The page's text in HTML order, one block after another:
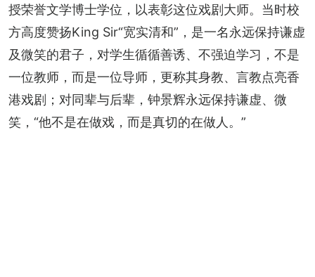
授荣誉文学博士学位，以表彰这位戏剧大师。当时校
方高度赞扬King Sir“宽实清和”，是一名永远保持谦虚
及微笑的君子，对学生循循善诱、不强迫学习，不是
一位教师，而是一位导师，更称其身教、言教点亮香
港戏剧；对同辈与后辈，钟景辉永远保持谦虚、微
笑，“他不是在做戏，而是真切的在做人。”